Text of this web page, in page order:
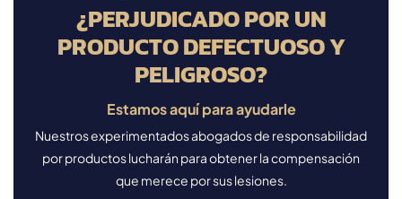
¿PERJUDICADO POR UN
PRODUCTO DEFECTUOSO Y
PELIGROSO?
Estamos aquí para ayudarle
Nuestros experimentados abogados de responsabilidad
por productos lucharán para obtener la compensación
que merece por sus lesiones.